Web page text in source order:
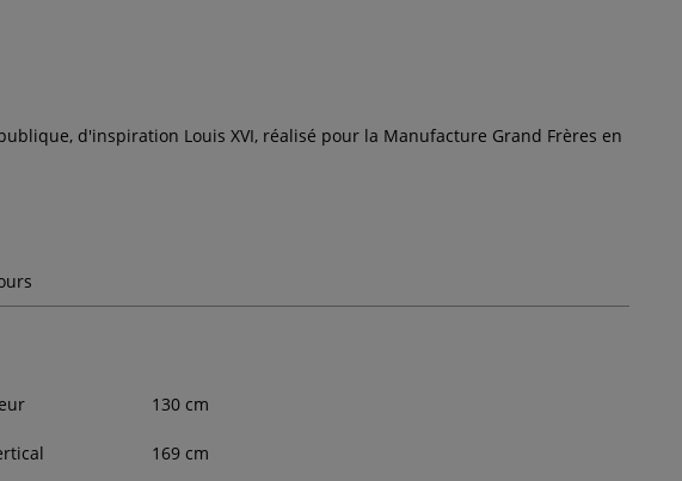
d'inspiration Louis XVI, réalisé pour la Manufacture Grand Frères en
130 cm
169 cm